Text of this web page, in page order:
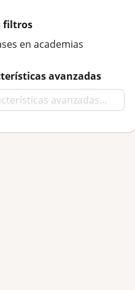
filtros
en academias
avanzadas